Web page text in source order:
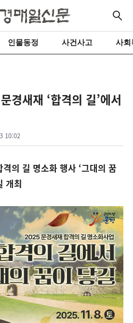
인물동정 사건사고 사회
경새재 ‘합격의 길’에서
10:02
의 길 명소화 행사 ‘그대의 꿈
개최